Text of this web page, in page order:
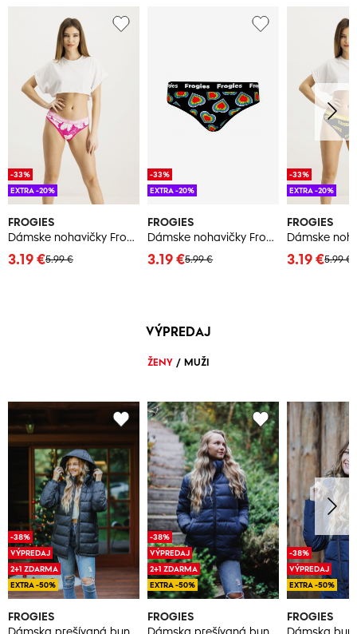
FROGIES
Dámske nohavičky Frogies Tropical
5.99 €
3.19 €
-33%
EXTRA -20%
FROGIES
Dámske nohavičky Frogies Pride
5.99 €
3.19 €
-33%
EXTRA -20%
FROGIES
5.99 €
3.19 €
-33%
EXTRA -20%
VÝPREDAJ
ŽENY / MUŽI
FROGIES
-38%
VÝPREDAJ
2+1 ZDARMA
EXTRA -50%
FROGIES
-38%
VÝPREDAJ
2+1 ZDARMA
EXTRA -50%
FROGIES
-38%
VÝPREDAJ
EXTRA -50%